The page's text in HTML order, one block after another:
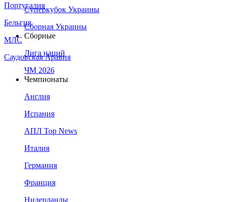
Португалия
Бельгия
МЛС
Саудовская Аравия
Суперкубок Украины
Сборная Украины
Сборные
Лига наций
ЧМ 2026
Чемпионаты
Англия
Испания
АПЛ Top News
Италия
Германия
Франция
Нидерланды